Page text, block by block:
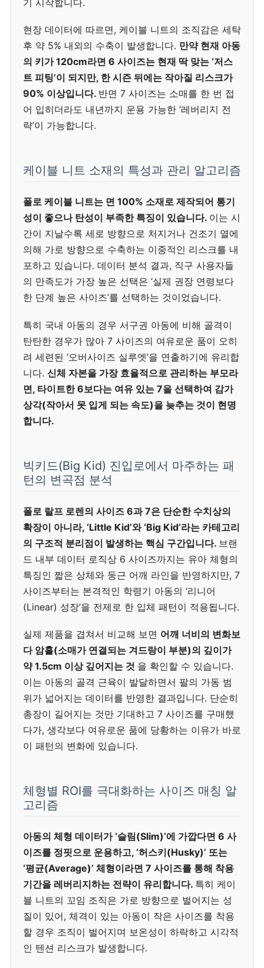
기 시작합니다.
현장 데이터에 따르면, 케이블 니트의 조직감은 세탁
후 약 5% 내외의 수축이 발생합니다. 만약 현재 아동
의 키가 120cm라면 6 사이즈는 현재 딱 맞는 ‘저스
트 피팅’이 되지만, 한 시즌 뒤에는 작아질 리스크가
90% 이상입니다. 반면 7 사이즈는 소매를 한 번 접
어 입히더라도 내년까지 운용 가능한 ‘레버리지 전
략’이 가능합니다.
케이블 니트 소재의 특성과 관리 알고리즘
폴로 케이블 니트는 면 100% 소재로 제작되어 통기
성이 좋으나 탄성이 부족한 특징이 있습니다. 이는 시
간이 지날수록 세로 방향으로 처지거나 건조기 열에
의해 가로 방향으로 수축하는 이중적인 리스크를 내
포하고 있습니다. 데이터 분석 결과, 직구 사용자들
의 만족도가 가장 높은 선택은 ‘실제 권장 연령보다
한 단계 높은 사이즈’를 선택하는 것이었습니다.
특히 국내 아동의 경우 서구권 아동에 비해 골격이
탄탄한 경우가 많아 7 사이즈의 여유로운 품이 오히
려 세련된 ‘오버사이즈 실루엣’을 연출하기에 유리합
니다. 신체 자본을 가장 효율적으로 관리하는 부모라
면, 타이트한 6보다는 여유 있는 7을 선택하여 감가
상각(작아서 못 입게 되는 속도)을 늦추는 것이 현명
합니다.
빅키드(Big Kid) 진입로에서 마주하는 패
턴의 변곡점 분석
폴로 랄프 로렌의 사이즈 6과 7은 단순한 수치상의
확장이 아니라, ‘Little Kid’와 ‘Big Kid’라는 카테고리
의 구조적 분리점이 발생하는 핵심 구간입니다. 브랜
드 내부 데이터 로직상 6 사이즈까지는 유아 체형의
특징인 짧은 상체와 둥근 어깨 라인을 반영하지만, 7
사이즈부터는 본격적인 학령기 아동의 ‘리니어
(Linear) 성장’을 전제로 한 입체 패턴이 적용됩니다.
실제 제품을 겹쳐서 비교해 보면 어깨 너비의 변화보
다 암홀(소매가 연결되는 겨드랑이 부분)의 깊이가
약 1.5cm 이상 깊어지는 것 을 확인할 수 있습니다.
이는 아동의 골격 근육이 발달하면서 팔의 가동 범
위가 넓어지는 데이터를 반영한 결과입니다. 단순히
총장이 길어지는 것만 기대하고 7 사이즈를 구매했
다가, 생각보다 여유로운 품에 당황하는 이유가 바로
이 패턴의 변화에 있습니다.
체형별 ROI를 극대화하는 사이즈 매칭 알
고리즘
아동의 체형 데이터가 ‘슬림(Slim)’에 가깝다면 6 사
이즈를 정핏으로 운용하고, ‘허스키(Husky)’ 또는
‘평균(Average)’ 체형이라면 7 사이즈를 통해 착용
기간을 레버리지하는 전략이 유리합니다. 특히 케이
블 니트의 꼬임 조직은 가로 방향으로 벌어지는 성
질이 있어, 체격이 있는 아동이 작은 사이즈를 착용
할 경우 조직이 벌어지며 보온성이 하락하고 시각적
인 텐션 리스크가 발생합니다.